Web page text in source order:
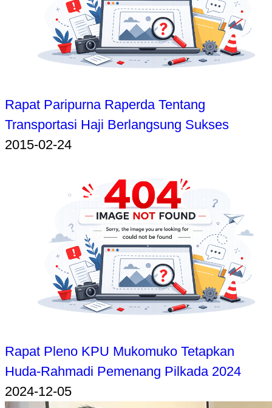
Rapat Paripurna Raperda Tentang
Transportasi Haji Berlangsung Sukses
2015-02-24
Rapat Pleno KPU Mukomuko Tetapkan
Huda-Rahmadi Pemenang Pilkada 2024
2024-12-05